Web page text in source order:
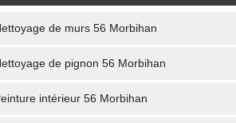
de murs 56 Morbihan
de pignon 56 Morbihan
intérieur 56 Morbihan